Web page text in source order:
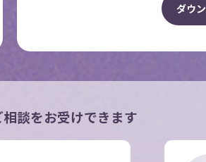
ダウン
相談をお受けできます